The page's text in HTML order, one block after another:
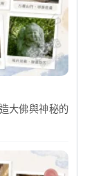
大佛與神秘的